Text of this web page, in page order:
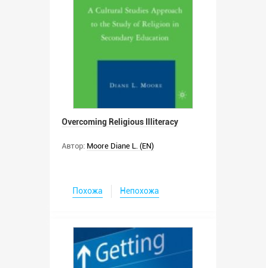
Overcoming Religious Illiteracy
Автор: Moore Diane L. (EN)
Похожа Непохожа